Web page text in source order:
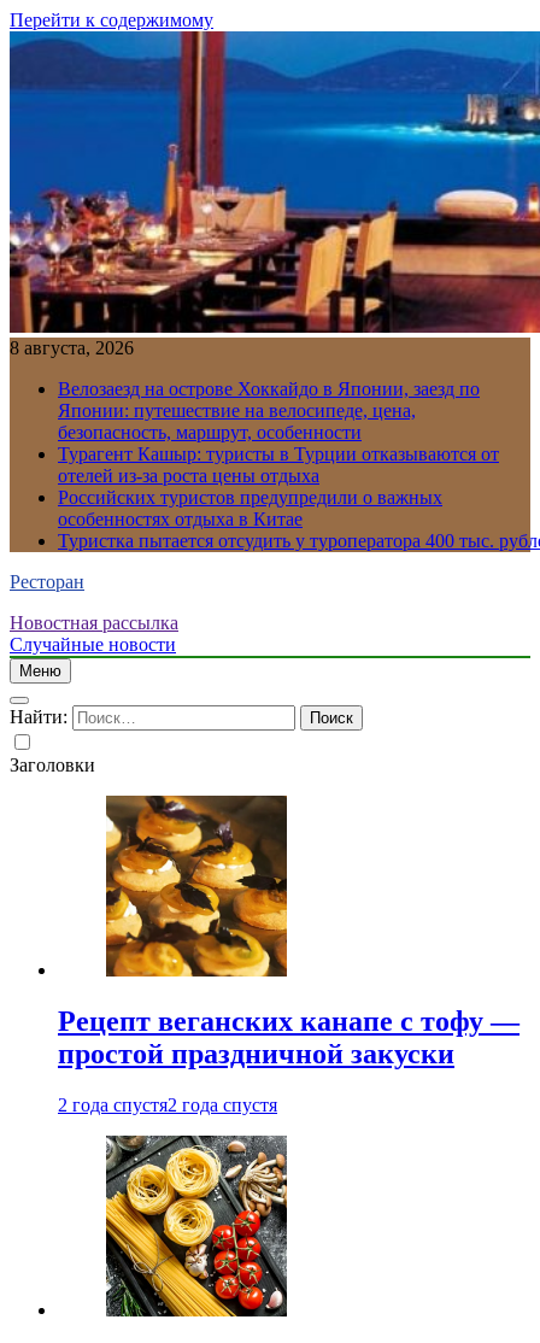
Перейти к содержимому
8 августа, 2026
Велозаезд на острове Хоккайдо в Японии, заезд по
Японии: путешествие на велосипеде, цена,
безопасность, маршрут, особенности
Турагент Кашыр: туристы в Турции отказываются от
отелей из-за роста цены отдыха
Российских туристов предупредили о важных
особенностях отдыха в Китае
Туристка пытается отсудить у туроператора 400 тыс.
Ресторан
Новостная рассылка
Случайные новости
Меню
Найти:
Заголовки
Рецепт веганских канапе с тофу —
простой праздничной закуски
2 года спустя2 года спустя